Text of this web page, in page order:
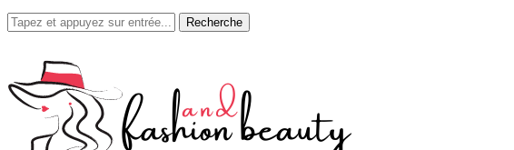
Recherche